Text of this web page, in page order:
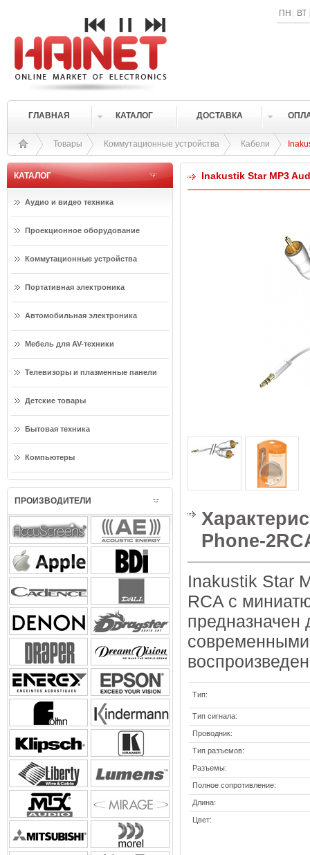
ПН ВТ
ГЛАВНАЯ КАТАЛОГ ДОСТАВКА
Товары Коммутационные устройства Кабели
КАТАЛОГ
Аудио и видео техника
Проекционное оборудование
Коммутационные устройства
Портативная электроника
Автомобильная электроника
Мебель для AV-техники
Телевизоры и плазменные панели
Детские товары
Бытовая техника
Компьютеры
ПРОИЗВОДИТЕЛИ
Inakustik Star MP3
Phone-
Inakustik Star
RCA с
предназначен
Тип:
Тип сигнала:
Проводник:
Тип разъемов:
Разъемы:
Полное сопротивление:
Длина:
Цвет: